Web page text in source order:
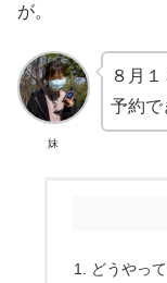
が。
妹
８月
予約で
どうやっ